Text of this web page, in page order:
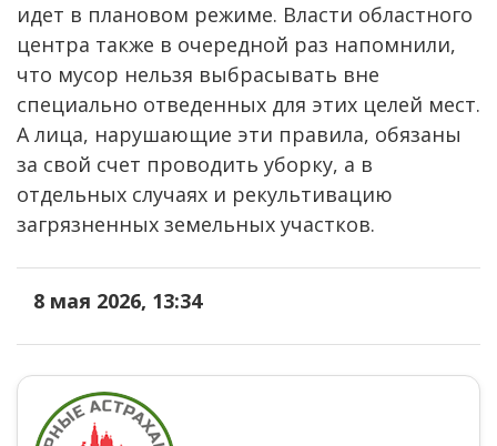
идет в плановом режиме. Власти областного
центра также в очередной раз напомнили,
что мусор нельзя выбрасывать вне
специально отведенных для этих целей мест.
А лица, нарушающие эти правила, обязаны
за свой счет проводить уборку, а в
отдельных случаях и рекультивацию
загрязненных земельных участков.
8 мая 2026, 13:34